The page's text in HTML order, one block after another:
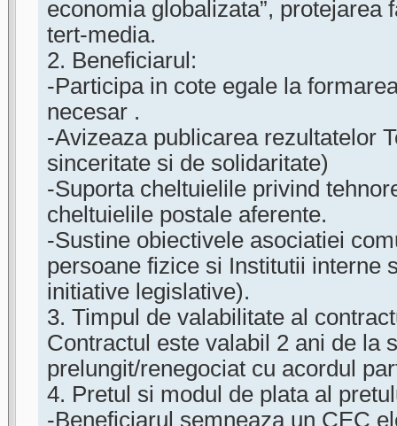
economia globalizata”, protejarea
tert-media.
2. Beneficiarul:
-Participa in cote egale la
necesar .
-Avizeaza publicarea rezultatelor
sinceritate si de solidaritate)
-Suporta cheltuielile privind
cheltuielile postale aferente.
-Sustine obiectivele asociatiei
persoane fizice si Institutii interne
initiative legislative).
3. Timpul de valabilitate al
Contractul este valabil 2 ani de la
prelungit/renegociat cu acordul
4. Pretul si modul de plata al
-Beneficiarul semneaza un CEC